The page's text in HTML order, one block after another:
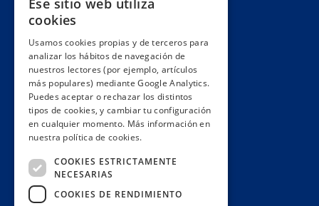
Alianzas y redes
Impacto
Premios
Formación
Código ético
Re-publica
Muro de donantes
Ese sitio web utiliza
cookies
Usamos cookies propias y de terceros para
analizar los hábitos de navegación de
nuestros lectores (por ejemplo, artículos
más populares) mediante Google Analytics.
Puedes aceptar o rechazar los distintos
tipos de cookies, y cambiar tu configuración
en cualquier momento. Más información en
nuestra política de cookies.
COOKIES ESTRICTAMENTE
NECESARIAS
COOKIES DE RENDIMIENTO